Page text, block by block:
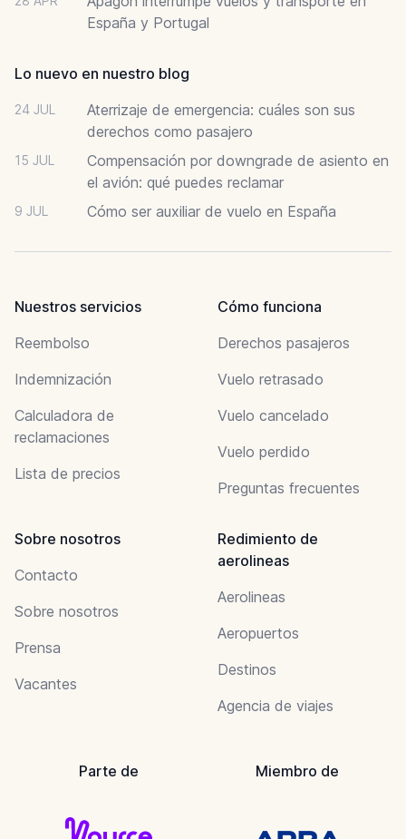
España y Portugal
Lo nuevo en nuestro blog
24 JUL
Aterrizaje de emergencia: cuáles son sus
derechos como pasajero
15 JUL
Compensación por downgrade de asiento en
el avión: qué puedes reclamar
9 JUL Cómo ser auxiliar de vuelo en España
Nuestros servicios
Reembolso
Indemnización
Calculadora de
reclamaciones
Lista de precios
Cómo funciona
Derechos pasajeros
Vuelo retrasado
Vuelo cancelado
Vuelo perdido
Preguntas frecuentes
Sobre nosotros
Contacto
Sobre nosotros
Prensa
Vacantes
Redimiento de
aerolineas
Aerolineas
Aeropuertos
Destinos
Agencia de viajes
Parte de Miembro de